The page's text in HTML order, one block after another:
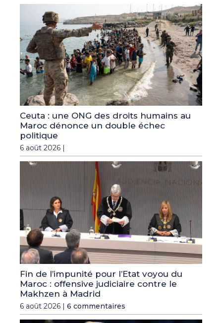
Ceuta : une ONG des droits humains au
Maroc dénonce un double échec
politique
6 août 2026 |
Fin de l’impunité pour l’Etat voyou du
Maroc : offensive judiciaire contre le
Makhzen à Madrid
6 août 2026 | 6 commentaires